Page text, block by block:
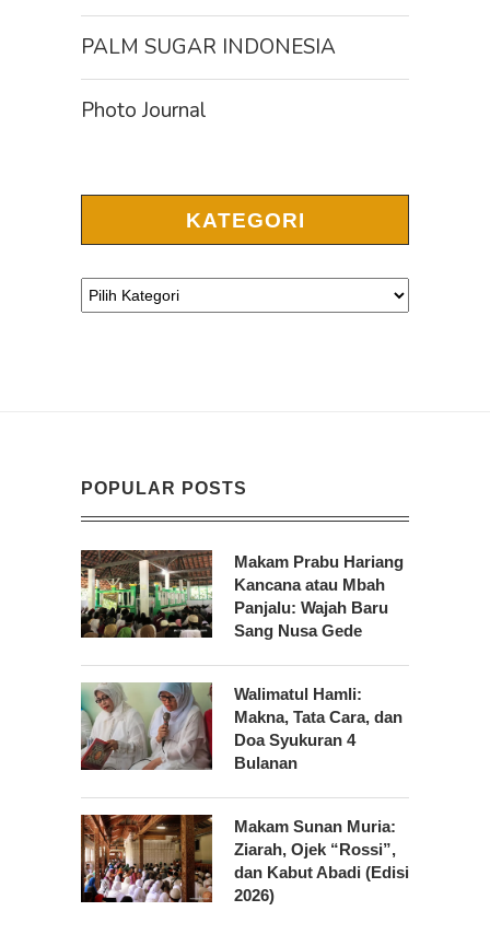
PALM SUGAR INDONESIA
Photo Journal
KATEGORI
POPULAR POSTS
Makam Prabu Hariang
Kancana atau Mbah
Panjalu: Wajah Baru
Sang Nusa Gede
Walimatul Hamli:
Makna, Tata Cara, dan
Doa Syukuran 4
Bulanan
Makam Sunan Muria:
Ziarah, Ojek “Rossi”,
dan Kabut Abadi (Edisi
2026)